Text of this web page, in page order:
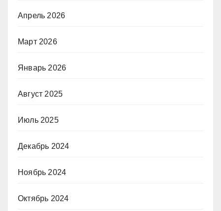
Апрель 2026
Март 2026
Январь 2026
Август 2025
Июль 2025
Декабрь 2024
Ноябрь 2024
Октябрь 2024